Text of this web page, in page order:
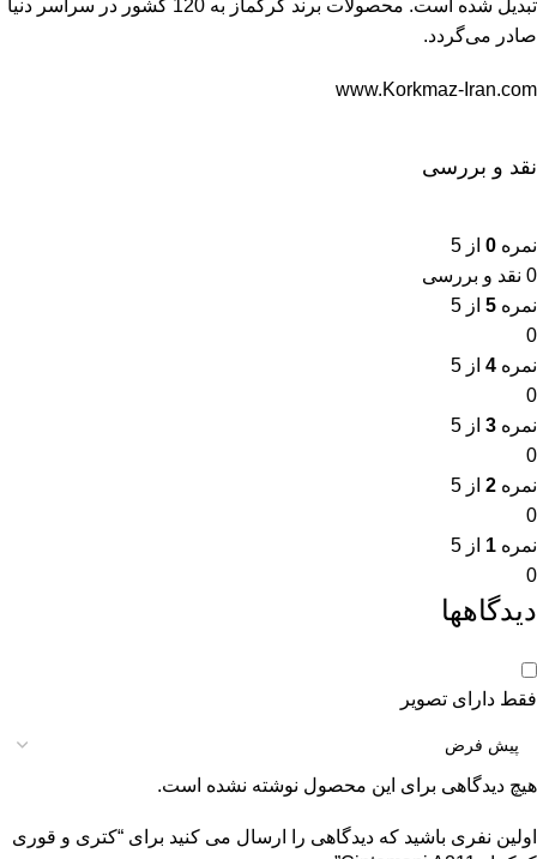
تبدیل شده است. محصولات برند کرکماز به 120 کشور در سراسر دنیا
صادر می‌گردد.
www.Korkmaz-Iran.com
نقد و بررسی
نمره 0 از 5
0 نقد و بررسی
نمره 5 از 5
0
نمره 4 از 5
0
نمره 3 از 5
0
نمره 2 از 5
0
نمره 1 از 5
0
دیدگاهها
فقط دارای تصویر
هیچ دیدگاهی برای این محصول نوشته نشده است.
اولین نفری باشید که دیدگاهی را ارسال می کنید برای “کتری و قوری